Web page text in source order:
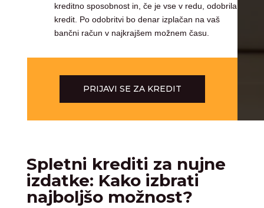
kreditno sposobnost in, če je vse v redu, odobrila
kredit. Po odobritvi bo denar izplačan na vaš
bančni račun v najkrajšem možnem času.
PRIJAVI SE ZA KREDIT
Spletni krediti za nujne
izdatke: Kako izbrati
najboljšo možnost?